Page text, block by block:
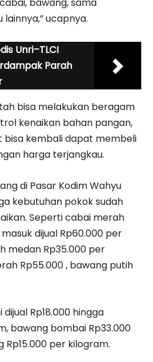
bawang, sama
ucapnya.
Unri–TLCI
Parah
bisa melakukan beragam
kenaikan bahan pangan,
bisa kembali dapat membeli
harga terjangkau.
di Pasar Kodim Wahyu
kebutuhan pokok sudah
Seperti cabai merah
dijual Rp60.000 per
medan Rp35.000 per
Rp55.000 , bawang putih
Rp18.000 hingga
bawang bombai Rp33.000
per kilogram.